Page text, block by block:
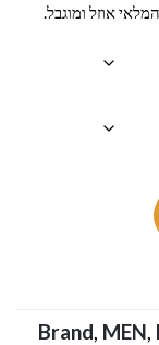
אוזל ומוגבל.
Brand, MEN,